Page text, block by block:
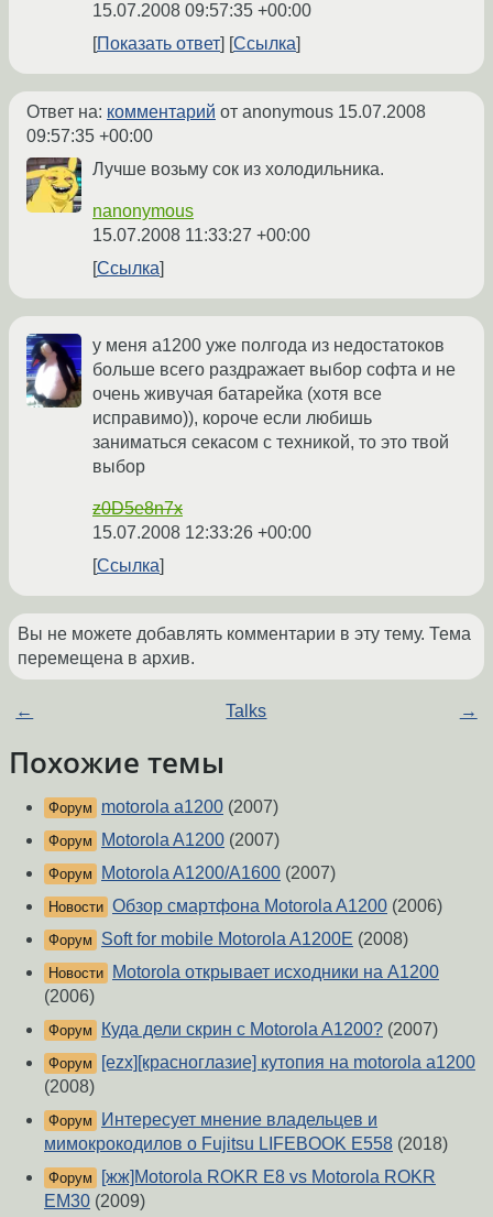
15.07.2008 09:57:35 +00:00
Показать ответ
Ссылка
Ответ на: комментарий от anonymous 15.07.2008
09:57:35 +00:00
Лучше возьму сок из холодильника.
nanonymous
15.07.2008 11:33:27 +00:00
Ссылка
у меня a1200 уже полгода из недостатоков
больше всего раздражает выбор софта и не
очень живучая батарейка (хотя все
исправимо)), короче если любишь
заниматься секасом с техникой, то это твой
выбор
z0D5e8n7x
15.07.2008 12:33:26 +00:00
Ссылка
Вы не можете добавлять комментарии в эту тему. Тема
перемещена в архив.
← Talks →
Похожие темы
Форум motorola a1200 (2007)
Форум Motorola A1200 (2007)
Форум Motorola A1200/A1600 (2007)
Новости Обзор смартфона Motorola A1200 (2006)
Форум Soft for mobile Motorola A1200E (2008)
Новости
Motorola открывает исходники на A1200
(2006)
Форум Куда дели скрин с Motorola A1200? (2007)
Форум
[ezx][красноглазие] кутопия на motorola a1200
(2008)
Форум
Интересует мнение владельцев и
мимокрокодилов о Fujitsu LIFEBOOK E558 (2018)
Форум
[жж]Motorola ROKR E8 vs Motorola ROKR
EM30 (2009)